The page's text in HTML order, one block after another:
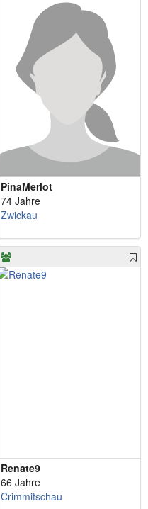
PinaMerlot
74 Jahre
Zwickau
Renate9
66 Jahre
Crimmitschau